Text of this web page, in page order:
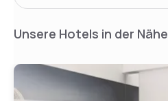
Unsere Hotels in der Nähe